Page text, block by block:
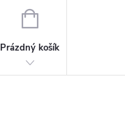
NÁKUPNÍ KOŠÍK
Prázdný košík